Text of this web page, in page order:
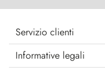
Servizio clienti
Informative legali